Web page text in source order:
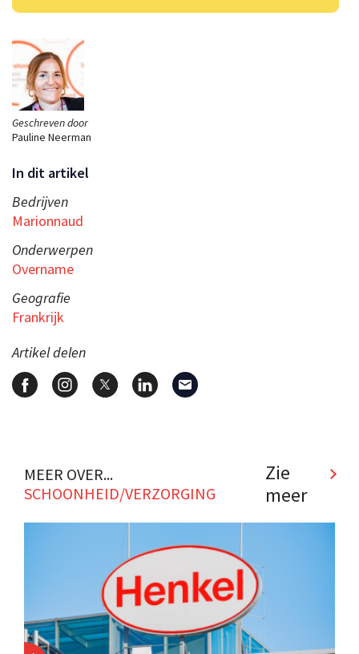
Geschreven door
Pauline Neerman
In dit artikel
Bedrijven
Marionnaud
Onderwerpen
Overname
Geografie
Frankrijk
Artikel delen
MEER OVER...
SCHOONHEID/VERZORGING
Zie
meer